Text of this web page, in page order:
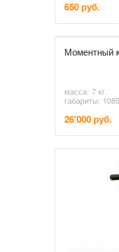
650 руб.
Моментный
масса: 7 кг.
габариты:
26'000 руб.